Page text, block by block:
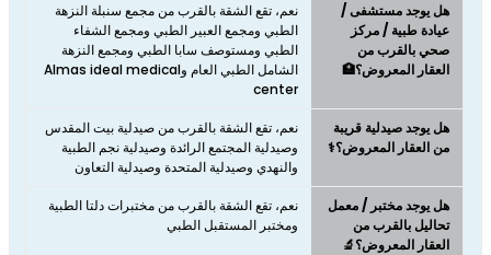
هل يوجد مستشفى /
عيادة طبية / مركز
صحي بالقرب من
العقار المعروض؟🏥
نعم، تقع الشقة بالقرب من مجمع سنبلة النزهة
الطبي ومجمع العبير الطبي ومجمع الشفاء
الطبي ومستوصف سابا الطبي ومجمع النزهة
الشامل الطبي العام وAlmas ideal medical
center
هل يوجد صيدلية قريبة
من العقار المعروض؟⚕️
نعم، تقع الشقة بالقرب من صيدلية بيت المقدس
وصيدلية المجتمع الرائدة وصيدلية نجم الطبية
والنهدي وصيدلية المتحدة وصيدلية التعاون
هل يوجد مختبر / معمل
تحاليل بالقرب من
العقار المعروض؟🔬
نعم، تقع الشقة بالقرب من مختبرات دلتا الطبية
ومختبر المستقبل الطبي